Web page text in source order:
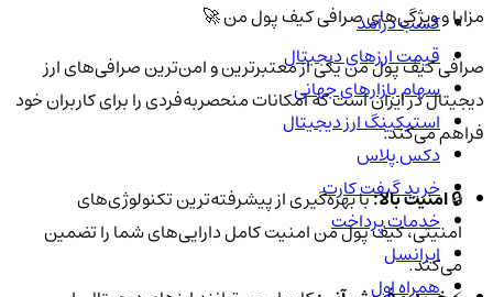
مزایا و ویژگی‌های صرافی کیف پول من 🚀
صرافی کیف پول من یکی از معتبرترین و امن‌ترین صرافی‌های ارز
دیجیتال در ایران است که امکانات منحصربه‌فردی را برای کاربران خود
فراهم می‌کند:
🔒امنیت بالا:با بهره‌گیری از پیشرفته‌ترین تکنولوژی‌های
امنیتی، کیف پول من امنیت کامل دارایی‌های شما را تضمین
می‌کند.
کسب درآمد
قیمت ارزهای دیجیتال
سهام بازارهای جهانی
استیکینگ ارز دیجیتال
دکس پلاس
خرید گیفت کارت
خدمات پرداخت
ایرانسل
همراه اول